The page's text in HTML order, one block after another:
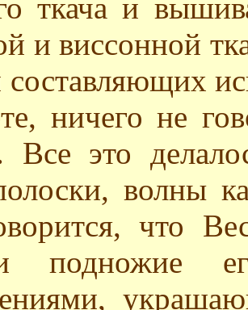
ткача и
и виссонной
составляющих
ничего не
Все это
волны
что
подножие